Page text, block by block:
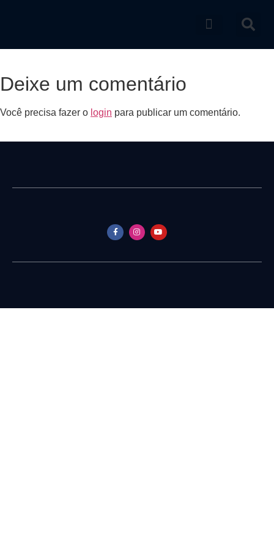
Deixe um comentário
Você precisa fazer o login para publicar um comentário.